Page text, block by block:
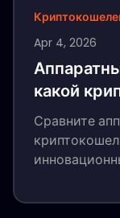
Apr 4, 2026
какой
Сравните